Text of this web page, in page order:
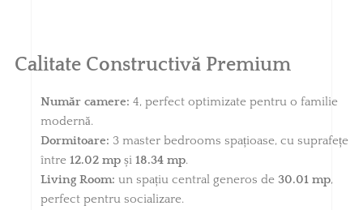
Calitate Constructivă Premium
Număr camere: 4, perfect optimizate pentru o familie
modernă.
Dormitoare: 3 master bedrooms spațioase, cu suprafețe
între 12.02 mpși 18.34 mp.
Living Room: un spațiu central generos de 30.01 mp,
perfect pentru socializare.